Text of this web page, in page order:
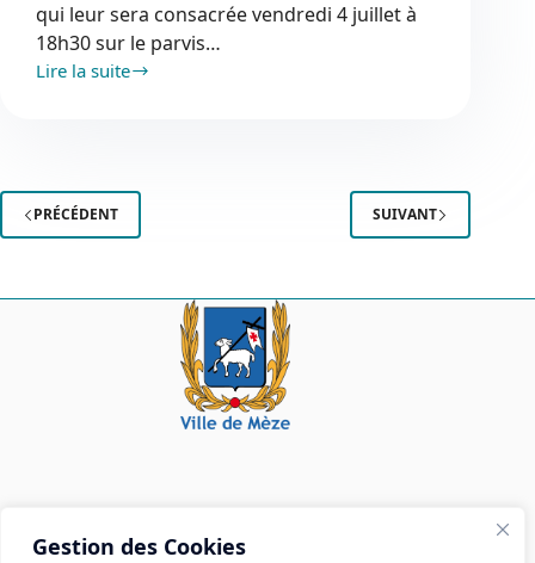
Gestion des Cookies
qui leur sera consacrée vendredi 4 juillet à
18h30 sur le parvis…
Lire la suite
Une
nouveaux
habitants
PRÉCÉDENT SUIVANT
Mairie de Mèze